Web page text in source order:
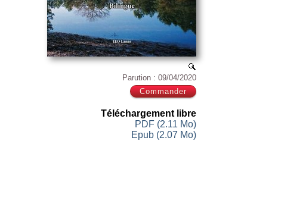
Parution : 09/04/2020
Téléchargement libre
PDF (2.11 Mo)
Epub (2.07 Mo)